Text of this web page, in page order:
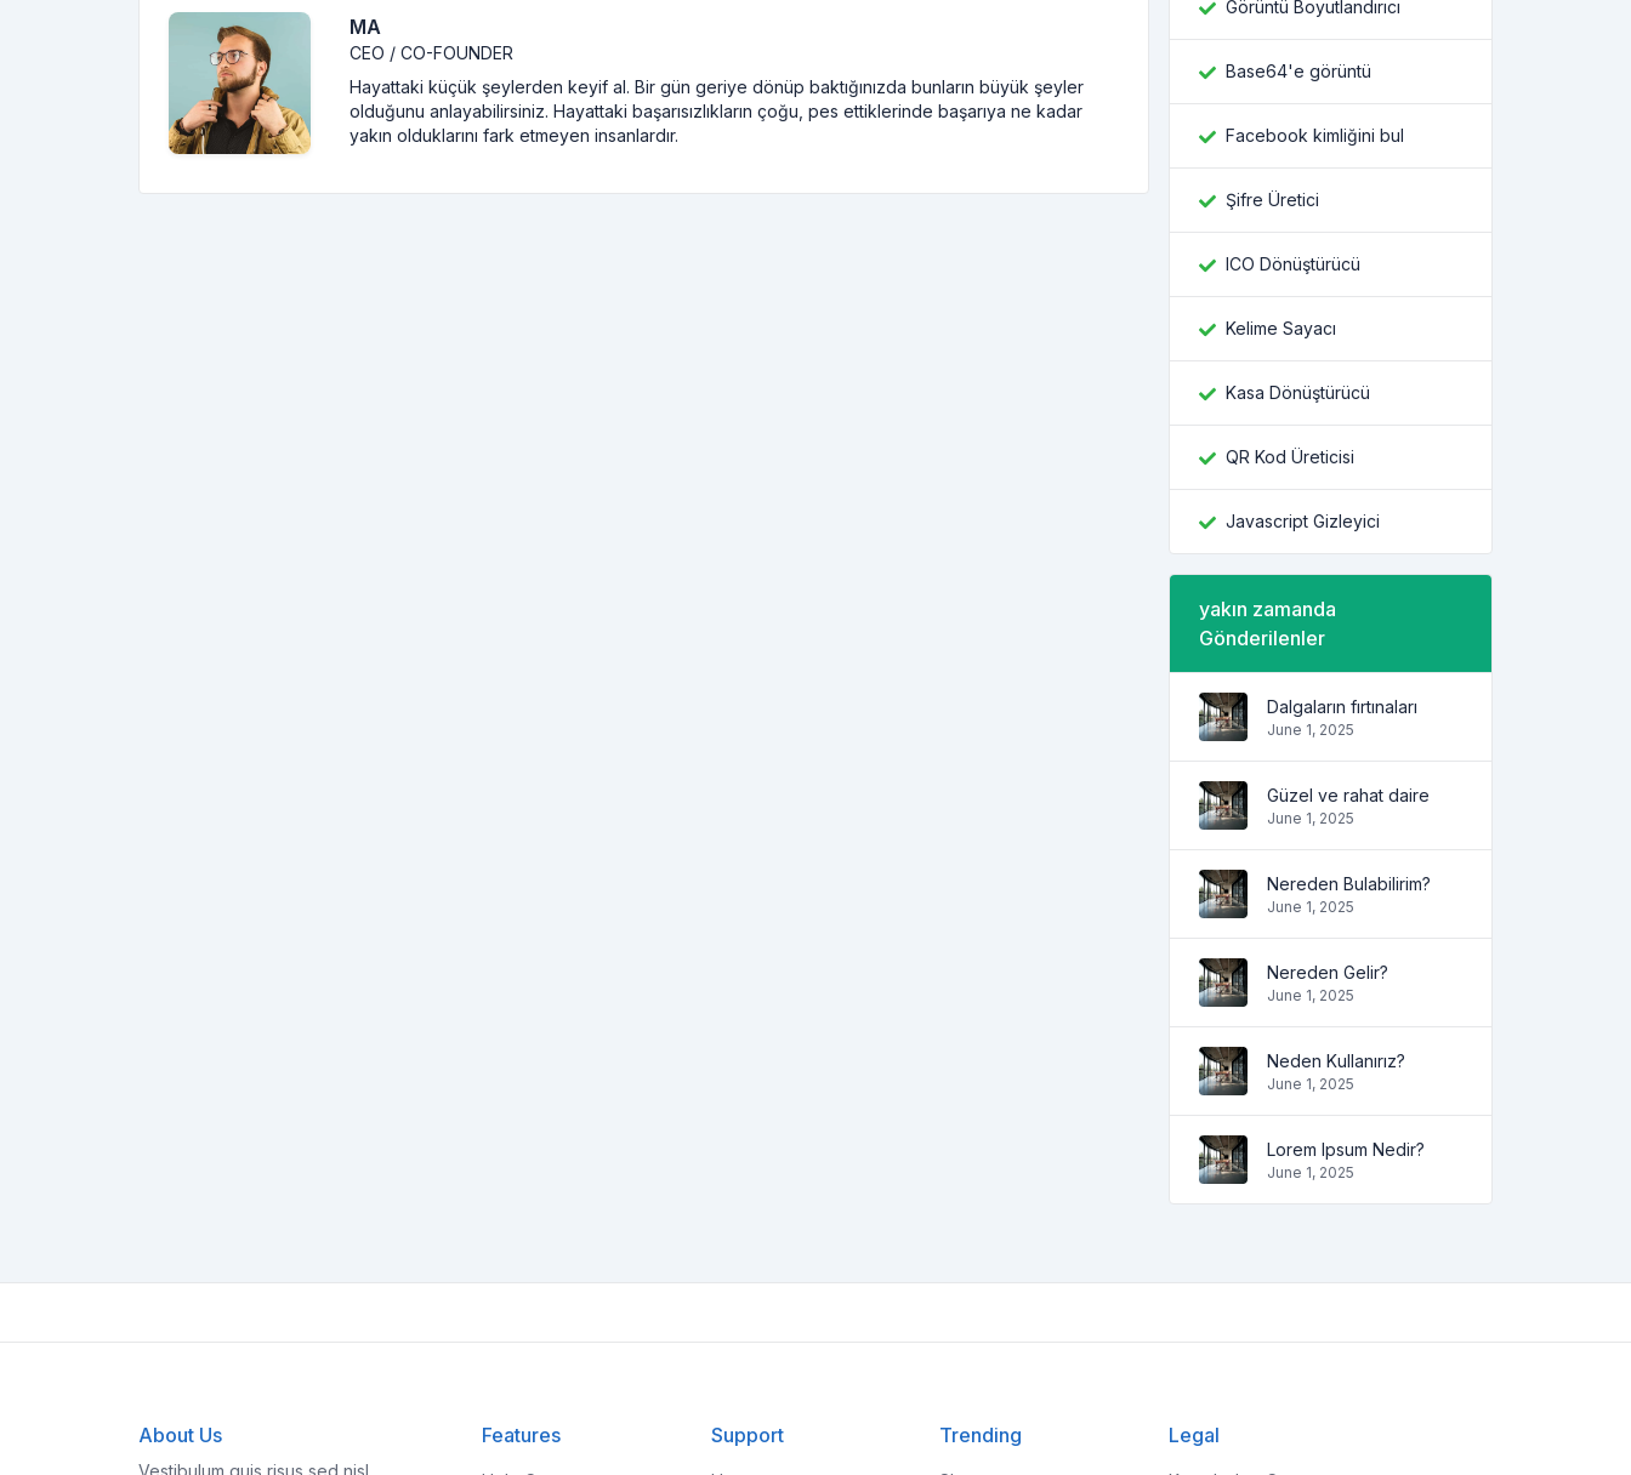
MA
CEO / CO-FOUNDER
Hayattaki küçük şeylerden keyif al. Bir gün geriye dönüp baktığınızda bunların büyük şeyler
olduğunu anlayabilirsiniz. Hayattaki başarısızlıkların çoğu, pes ettiklerinde başarıya ne kadar
yakın olduklarını fark etmeyen insanlardır.
Görüntü Boyutlandırıcı
Base64'e görüntü
Facebook kimliğini bul
Şifre Üretici
ICO Dönüştürücü
Kelime Sayacı
Kasa Dönüştürücü
QR Kod Üreticisi
Javascript Gizleyici
yakın zamanda
Gönderilenler
Dalgaların fırtınaları
June 1, 2025
Güzel ve rahat daire
June 1, 2025
Nereden Bulabilirim?
June 1, 2025
Nereden Gelir?
June 1, 2025
Neden Kullanırız?
June 1, 2025
Lorem Ipsum Nedir?
June 1, 2025
About Us
Vestibulum quis risus sed nisl
Features Support Trending Legal